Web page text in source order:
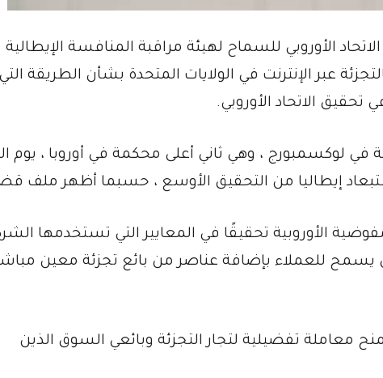
الأوروبي للسماح لهيئة مراقبة المنافسة الإيطالية
عبر الإنترنت في الولايات المتحدة بشأن الطريقة التي
تحقيق الاتحاد الأوروبي.
لوكسمبورج ، وهي ثاني أعلى محكمة في أوروبا ، يوم
باستبعاد إيطاليا من التحقيق الأوسع ، حسبما أظهر ملف
الأوروبية تحقيقًا في المعايير التي تستخدمها
يسمح للعملاء بإضافة عناصر من بائع تجزئة معين
معاملة تفضيلية لتجار التجزئة وبائعي السوق الذين